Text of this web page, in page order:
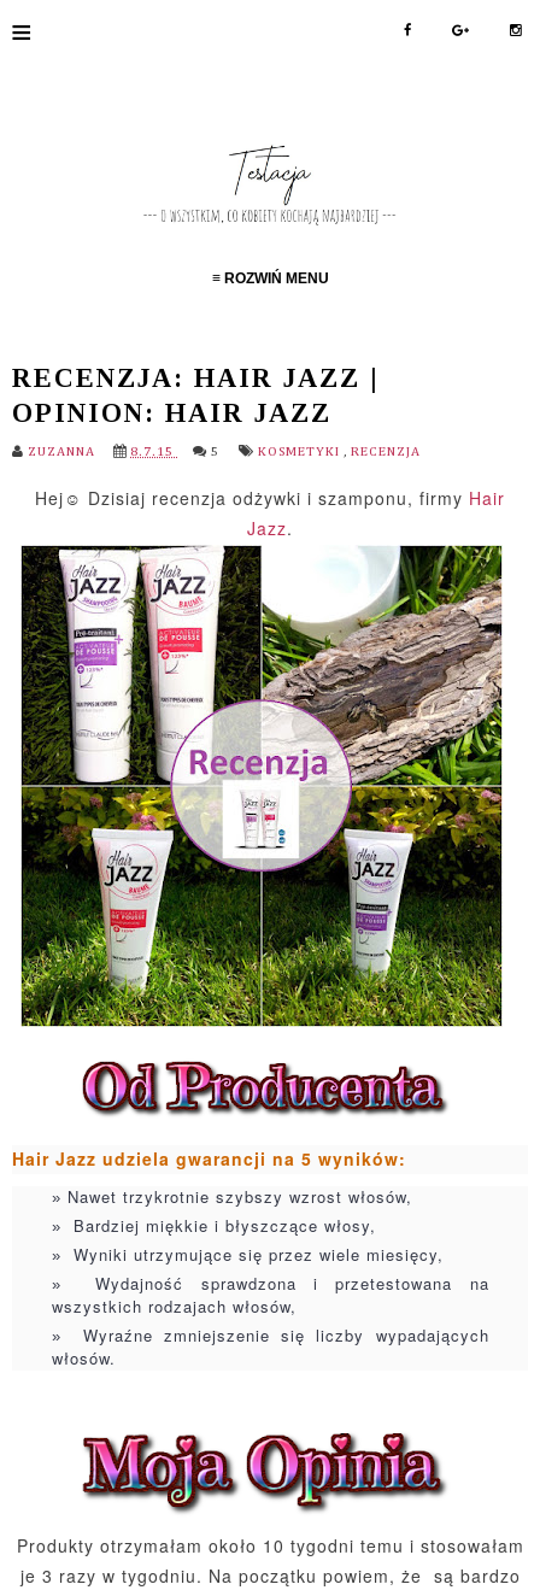
≡
≡ ROZWIŃ MENU
RECENZJA: HAIR JAZZ |
OPINION: HAIR JAZZ
ZUZANNA 8.7.15 5 KOSMETYKI RECENZJA
Hej☺ Dzisiaj recenzja odżywki i szamponu, firmy Hair
Jazz.
Hair Jazz udziela gwarancji na 5 wyników:
Nawet trzykrotnie szybszy wzrost włosów,
Bardziej miękkie i błyszczące włosy,
Wyniki utrzymujące się przez wiele miesięcy,
Wydajność sprawdzona i przetestowana na
wszystkich rodzajach włosów,
Wyraźne zmniejszenie się liczby wypadających
włosów.
Produkty otrzymałam około 10 tygodni temu i stosowałam
je 3 razy w tygodniu. Na początku powiem, że są bardzo